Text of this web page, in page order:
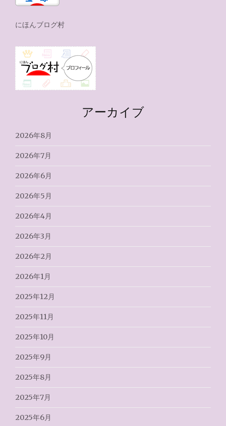
にほんブログ村
アーカイブ
2026年8月
2026年7月
2026年6月
2026年5月
2026年4月
2026年3月
2026年2月
2026年1月
2025年12月
2025年11月
2025年10月
2025年9月
2025年8月
2025年7月
2025年6月